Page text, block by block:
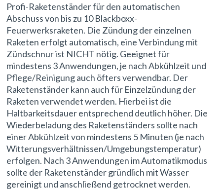
Profi-Raketenständer für den automatischen
Abschuss von bis zu 10 Blackboxx-
Feuerwerksraketen. Die Zündung der einzelnen
Raketen erfolgt automatisch, eine Verbindung mit
Zündschnur ist NICHT nötig. Geeignet für
mindestens 3 Anwendungen, je nach Abkühlzeit und
Pflege/Reinigung auch öfters verwendbar. Der
Raketenständer kann auch für Einzelzündung der
Raketen verwendet werden. Hierbei ist die
Haltbarkeitsdauer entsprechend deutlich höher. Die
Wiederbeladung des Raketenständers sollte nach
einer Abkühlzeit von mindestens 5 Minuten (je nach
Witterungsverhältnissen/Umgebungstemperatur)
erfolgen. Nach 3 Anwendungen im Automatikmodus
sollte der Raketenständer gründlich mit Wasser
gereinigt und anschließend getrocknet werden.